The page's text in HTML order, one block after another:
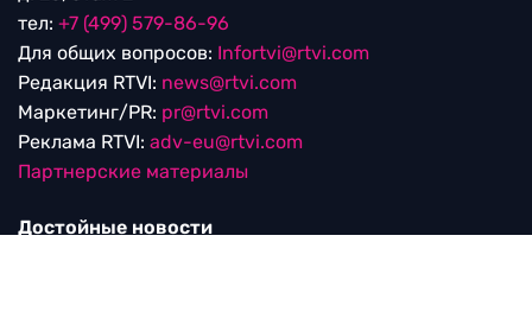
тел: +7 (499) 579-86-96
Для общих вопросов: Infortvi@rtvi.com
Редакция RTVI: news@rtvi.com
Маркетинг/PR: pr@rtvi.com
Реклама RTVI: adv-eu@rtvi.com
Партнерские материалы
Достойные новости